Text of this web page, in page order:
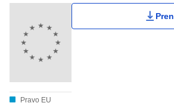
Moja lestvica
Pravo EU